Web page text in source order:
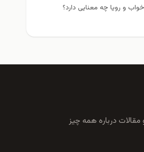
و رویا چه معنایی دارد؟
مقالات درباره همه چيز